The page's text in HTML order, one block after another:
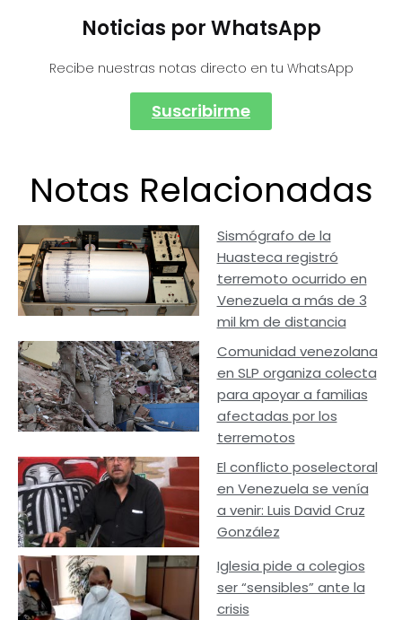
Noticias por WhatsApp
Recibe nuestras notas directo en tu WhatsApp
Suscribirme
Notas Relacionadas
Sismógrafo de la
Huasteca registró
terremoto ocurrido en
Venezuela a más de 3
mil km de distancia
Comunidad venezolana
en SLP organiza colecta
para apoyar a familias
afectadas por los
terremotos
El conflicto poselectoral
en Venezuela se venía
a venir: Luis David Cruz
González
Iglesia pide a colegios
ser “sensibles” ante la
crisis